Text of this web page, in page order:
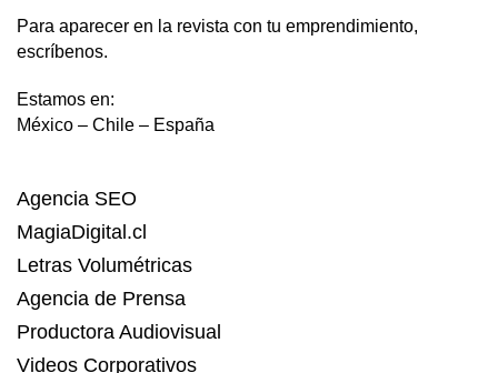
Para aparecer en la revista con tu emprendimiento,
escríbenos.
Estamos en:
México – Chile – España
Agencia SEO
MagiaDigital.cl
Letras Volumétricas
Agencia de Prensa
Productora Audiovisual
Videos Corporativos